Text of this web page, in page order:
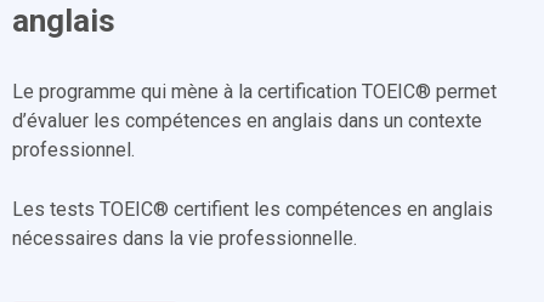
anglais
Le programme qui mène à la certification TOEIC® permet
d’évaluer les compétences en anglais dans un contexte
professionnel.
Les tests TOEIC® certifient les compétences en anglais
nécessaires dans la vie professionnelle.